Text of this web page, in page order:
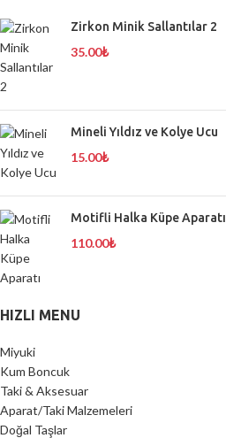
Zirkon Minik Sallantılar 2
35.00₺
Mineli Yıldız ve Kolye Ucu
15.00₺
Motifli Halka Küpe Aparatı
110.00₺
HIZLI MENU
Miyuki
Kum Boncuk
Taki & Aksesuar
Aparat/Taki Malzemeleri
Doğal Taşlar